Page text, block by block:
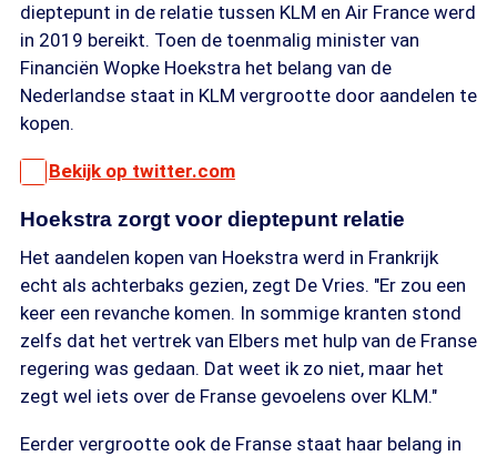
dieptepunt in de relatie tussen KLM en Air France werd
in 2019 bereikt. Toen de toenmalig minister van
Financiën Wopke Hoekstra het belang van de
Nederlandse staat in KLM vergrootte door aandelen te
kopen.
Bekijk op twitter.com
Hoekstra zorgt voor dieptepunt relatie
Het aandelen kopen van Hoekstra werd in Frankrijk
echt als achterbaks gezien, zegt De Vries. "Er zou een
keer een revanche komen. In sommige kranten stond
zelfs dat het vertrek van Elbers met hulp van de Franse
regering was gedaan. Dat weet ik zo niet, maar het
zegt wel iets over de Franse gevoelens over KLM."
Eerder vergrootte ook de Franse staat haar belang in